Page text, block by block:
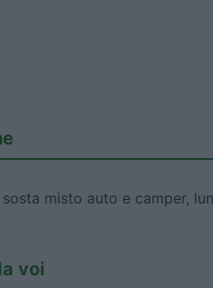
misto auto e camper,
voi